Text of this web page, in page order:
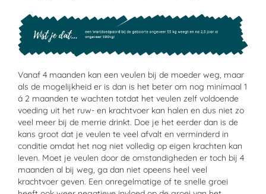
Vanaf 4 maanden kan een veulen bij de moeder weg, maar
als de mogelijkheid er is dan is het beter om nog minimaal 1
á 2 maanden te wachten totdat het veulen zelf voldoende
voeding uit het ruw- en krachtvoer kan halen en dus niet zo
veel meer bij de merrie drinkt. Doe je het eerder dan is de
kans groot dat je veulen te veel afvalt en verminderd in
conditie omdat het nog niet volledig op eigen krachten kan
leven. Moet je veulen door de omstandigheden er toch bij 4
maanden al bij weg, ga dan niet opeens heel veel
krachtvoer geven. Een onregelmatige of te snelle groei